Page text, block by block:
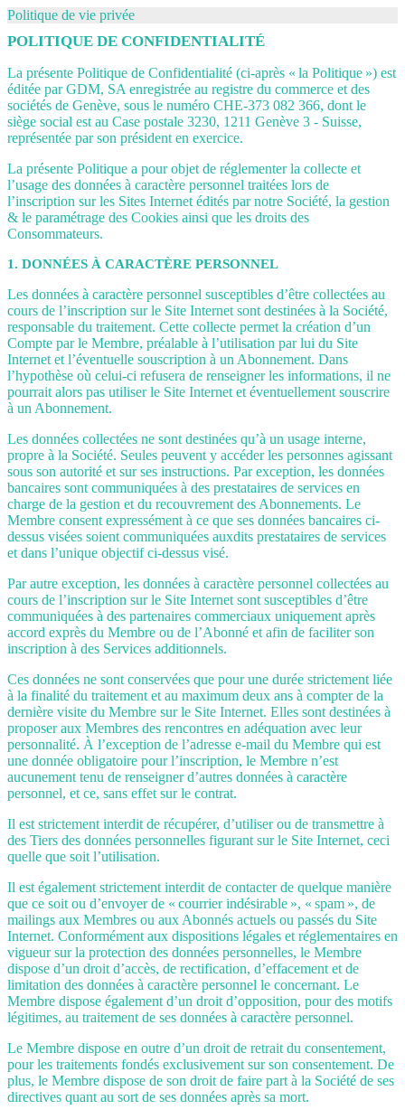
Politique de vie privée
POLITIQUE DE CONFIDENTIALITÉ
La présente Politique de Confidentialité (ci-après « la Politique ») est
éditée par GDM, SA enregistrée au registre du commerce et des
sociétés de Genève, sous le numéro CHE-373 082 366, dont le
siège social est au Case postale 3230, 1211 Genève 3 - Suisse,
représentée par son président en exercice.
La présente Politique a pour objet de réglementer la collecte et
l’usage des données à caractère personnel traitées lors de
l’inscription sur les Sites Internet édités par notre Société, la gestion
& le paramétrage des Cookies ainsi que les droits des
Consommateurs.
1. DONNÉES À CARACTÈRE PERSONNEL
Les données à caractère personnel susceptibles d’être collectées au
cours de l’inscription sur le Site Internet sont destinées à la Société,
responsable du traitement. Cette collecte permet la création d’un
Compte par le Membre, préalable à l’utilisation par lui du Site
Internet et l’éventuelle souscription à un Abonnement. Dans
l’hypothèse où celui-ci refusera de renseigner les informations, il ne
pourrait alors pas utiliser le Site Internet et éventuellement souscrire
à un Abonnement.
Les données collectées ne sont destinées qu’à un usage interne,
propre à la Société. Seules peuvent y accéder les personnes agissant
sous son autorité et sur ses instructions. Par exception, les données
bancaires sont communiquées à des prestataires de services en
charge de la gestion et du recouvrement des Abonnements. Le
Membre consent expressément à ce que ses données bancaires ci-
dessus visées soient communiquées auxdits prestataires de services
et dans l’unique objectif ci-dessus visé.
Par autre exception, les données à caractère personnel collectées au
cours de l’inscription sur le Site Internet sont susceptibles d’être
communiquées à des partenaires commerciaux uniquement après
accord exprès du Membre ou de l’Abonné et afin de faciliter son
inscription à des Services additionnels.
Ces données ne sont conservées que pour une durée strictement liée
à la finalité du traitement et au maximum deux ans à compter de la
dernière visite du Membre sur le Site Internet. Elles sont destinées à
proposer aux Membres des rencontres en adéquation avec leur
personnalité. À l’exception de l’adresse e-mail du Membre qui est
une donnée obligatoire pour l’inscription, le Membre n’est
aucunement tenu de renseigner d’autres données à caractère
personnel, et ce, sans effet sur le contrat.
Il est strictement interdit de récupérer, d’utiliser ou de transmettre à
des Tiers des données personnelles figurant sur le Site Internet, ceci
quelle que soit l’utilisation.
Il est également strictement interdit de contacter de quelque manière
que ce soit ou d’envoyer de « courrier indésirable », « spam », de
mailings aux Membres ou aux Abonnés actuels ou passés du Site
Internet. Conformément aux dispositions légales et réglementaires en
vigueur sur la protection des données personnelles, le Membre
dispose d’un droit d’accès, de rectification, d’effacement et de
limitation des données à caractère personnel le concernant. Le
Membre dispose également d’un droit d’opposition, pour des motifs
légitimes, au traitement de ses données à caractère personnel.
Le Membre dispose en outre d’un droit de retrait du consentement,
pour les traitements fondés exclusivement sur son consentement. De
plus, le Membre dispose de son droit de faire part à la Société de ses
directives quant au sort de ses données après sa mort.